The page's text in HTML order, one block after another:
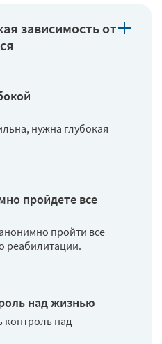
зависимость от
нужна глубокая
пройдете все
пройти все
реабилитации.
над жизнью
контроль над